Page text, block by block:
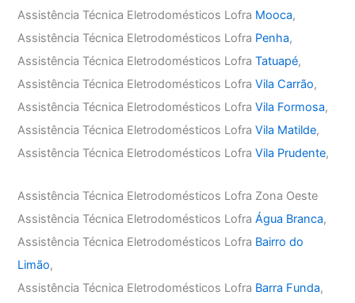
Assistência Técnica Eletrodomésticos Lofra Mooca,
Assistência Técnica Eletrodomésticos Lofra Penha,
Assistência Técnica Eletrodomésticos LofraTatuapé,
Assistência Técnica Eletrodomésticos LofraVila Carrão,
Assistência Técnica Eletrodomésticos LofraVila Formosa,
Assistência Técnica Eletrodomésticos LofraVila Matilde,
Assistência Técnica Eletrodomésticos LofraVila Prudente,
Assistência Técnica Eletrodomésticos Lofra Zona Oeste
Assistência Técnica Eletrodomésticos LofraÁgua Branca,
Assistência Técnica Eletrodomésticos Lofra Bairro do
Limão,
Assistência Técnica Eletrodomésticos Lofra Barra Funda,